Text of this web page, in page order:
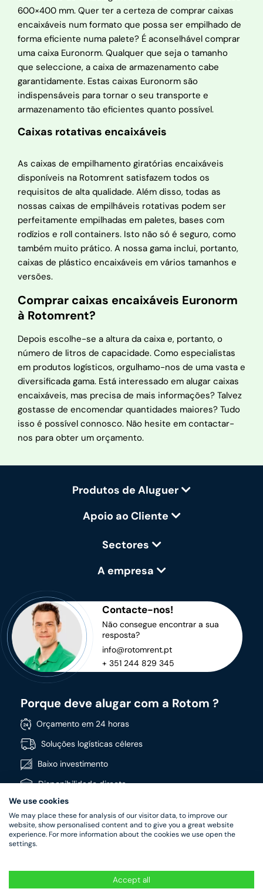
600×400 mm. Quer ter a certeza de comprar caixas
encaixáveis num formato que possa ser empilhado de
forma eficiente numa palete? É aconselhável comprar
uma caixa Euronorm. Qualquer que seja o tamanho
que seleccione, a caixa de armazenamento cabe
garantidamente. Estas caixas Euronorm são
indispensáveis para tornar o seu transporte e
armazenamento tão eficientes quanto possível.
Caixas rotativas encaixáveis
As caixas de empilhamento giratórias encaixáveis
disponíveis na Rotomrent satisfazem todos os
requisitos de alta qualidade. Além disso, todas as
nossas caixas de empilháveis rotativas podem ser
perfeitamente empilhadas em paletes, bases com
rodízios e roll containers. Isto não só é seguro, como
também muito prático. A nossa gama inclui, portanto,
caixas de plástico encaixáveis em vários tamanhos e
versões.
Comprar caixas encaixáveis Euronorm
à Rotomrent?
Depois escolhe-se a altura da caixa e, portanto, o
número de litros de capacidade. Como especialistas
em produtos logísticos, orgulhamo-nos de uma vasta e
diversificada gama. Está interessado em alugar caixas
encaixáveis, mas precisa de mais informações? Talvez
gostasse de encomendar quantidades maiores? Tudo
isso é possível connosco. Não hesite em contactar-
nos para obter um orçamento.
Produtos de Aluguer
Apoio ao Cliente
Sectores
A empresa
Contacte-nos!
Não consegue encontrar a sua
resposta?
info@rotomrent.pt
+ 351 244 829 345
Porque deve alugar com a Rotom ?
Orçamento em 24 horas
Soluções logísticas céleres
Baixo investimento
Disponibilidade directa
Vasta gama de produtos
Produtos de alta qualidade
RotomRent Copyright 2022.|Política de privacidade
We use cookies
We may place these for analysis of our visitor data, to improve our
website, show personalised content and to give you a great website
experience. For more information about the cookies we use open the
settings.
Accept all